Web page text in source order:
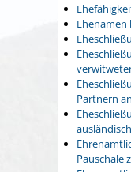
Partnern
Pauschale